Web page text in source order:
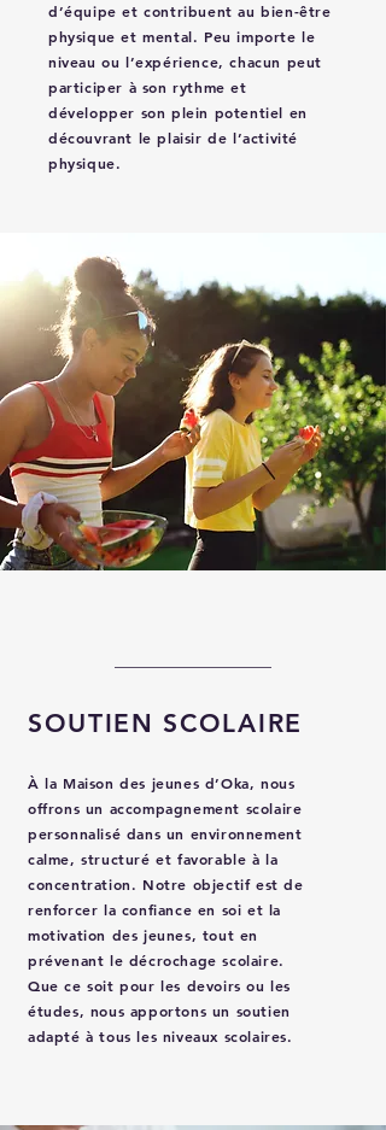
d’équipe et contribuent au bien-être
physique et mental. Peu importe le
niveau ou l’expérience, chacun peut
participer à son rythme et
développer son plein potentiel en
découvrant le plaisir de l’activité
physique.
SOUTIEN SCOLAIRE
À la Maison des jeunes d’Oka, nous
offrons un accompagnement scolaire
personnalisé dans un environnement
calme, structuré et favorable à la
concentration. Notre objectif est de
renforcer la confiance en soi et la
motivation des jeunes, tout en
prévenant le décrochage scolaire.
Que ce soit pour les devoirs ou les
études, nous apportons un soutien
adapté à tous les niveaux scolaires.